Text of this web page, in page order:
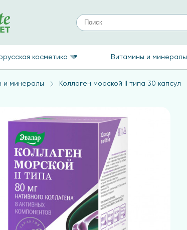
косметика Витамины и минералы
и минералы Коллаген морской II типа 30 капсул